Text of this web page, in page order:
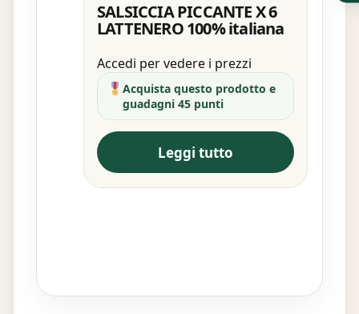
SALSICCIA PICCANTE X 6
LATTENERO 100% italiana
Accedi per vedere i prezzi
Acquista questo prodotto e
guadagni 45 punti
Leggi tutto